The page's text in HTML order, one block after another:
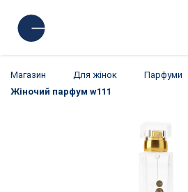
Магазин Для жінок
Парфуми
Жіночий парфум w111